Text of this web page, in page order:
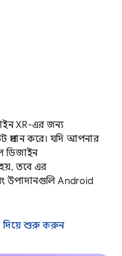
XR-এর জন্য
করে। যদি আপনার
ডিজাইন
হয়, তবে এর
উপাদানগুলি Android
দিয়ে শুরু করুন